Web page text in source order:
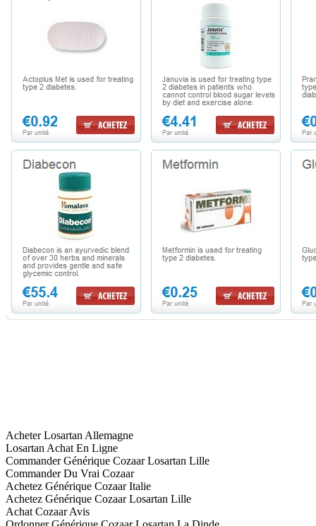
Acheter Losartan Allemagne
Losartan Achat En Ligne
Commander Générique Cozaar Losartan Lille
Commander Du Vrai Cozaar
Achetez Générique Cozaar Italie
Achetez Générique Cozaar Losartan Lille
Achat Cozaar Avis